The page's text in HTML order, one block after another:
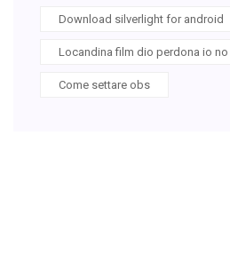
Download silverlight for android
Locandina film dio perdona io no
Come settare obs